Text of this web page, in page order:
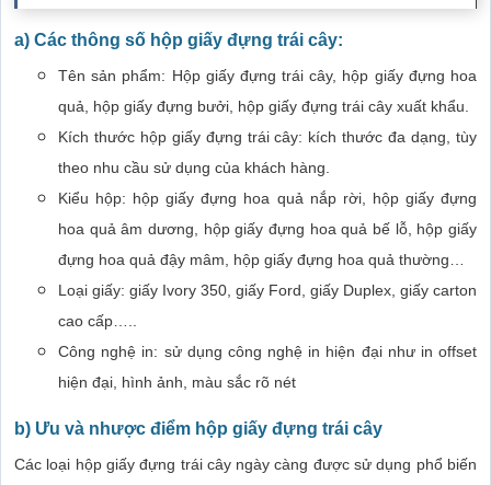
a) Các thông số hộp giấy đựng trái cây:
Tên sản phẩm: Hộp giấy đựng trái cây, hộp giấy đựng hoa
quả, hộp giấy đựng bưởi, hộp giấy đựng trái cây xuất khẩu.
Kích thước hộp giấy đựng trái cây: kích thước đa dạng, tùy
theo nhu cầu sử dụng của khách hàng.
Kiểu hộp: hộp giấy đựng hoa quả nắp rời, hộp giấy đựng
hoa quả âm dương, hộp giấy đựng hoa quả bế lỗ, hộp giấy
đựng hoa quả đậy mâm, hộp giấy đựng hoa quả thường…
Loại giấy: giấy Ivory 350, giấy Ford, giấy Duplex, giấy carton
cao cấp…..
Công nghệ in: sử dụng công nghệ in hiện đại như in offset
hiện đại, hình ảnh, màu sắc rõ nét
b) Ưu và nhược điểm hộp giấy đựng trái cây
Các loại hộp giấy đựng trái cây ngày càng được sử dụng phổ biến